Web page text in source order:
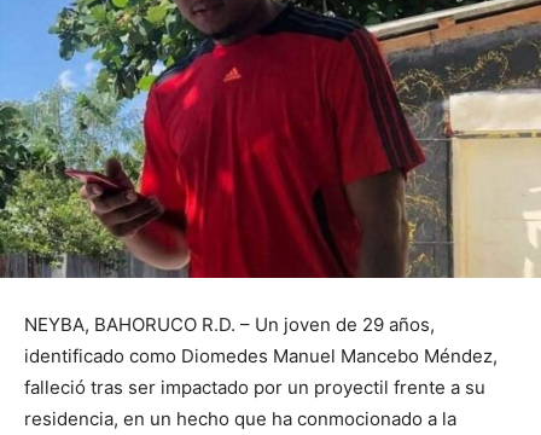
NEYBA, BAHORUCO R.D. – Un joven de 29 años,
identificado como Diomedes Manuel Mancebo Méndez,
falleció tras ser impactado por un proyectil frente a su
residencia, en un hecho que ha conmocionado a la